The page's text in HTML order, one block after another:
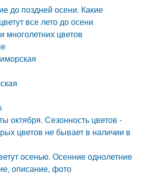
до поздней осени. Какие
все лето до осени
многолетних цветов
октября. Сезонность цветов -
цветов не бывает в наличии в
осенью. Осенние однолетние
описание, фото